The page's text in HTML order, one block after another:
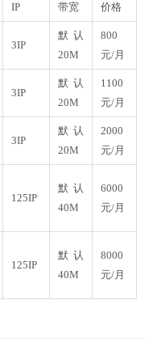
IP 带宽 价格
3IP
默认
20M
800
元/月
3IP
默认
20M
1100
元/月
3IP
默认
20M
2000
元/月
125IP
默认
40M
6000
元/月
125IP
默认
40M
8000
元/月